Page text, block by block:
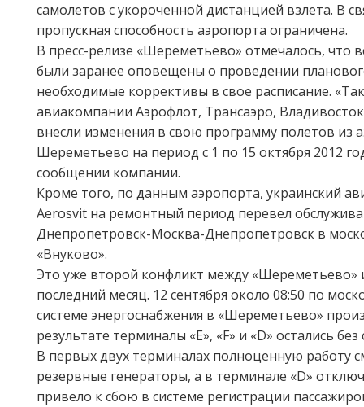
самолетов с укороченной дистанцией взлета. В
пропускная способность аэропорта ограничена.
В пресс-релизе «Шереметьево» отмечалось, что
были заранее оповещены о проведении
необходимые коррективы в свое расписание.
авиакомпании Аэрофлот, Трансаэро,
внесли изменения в свою программу полетов из
Шереметьево на период с 1 по 15 октября 2012
сообщении компании.
Кроме того, по данным аэропорта, украинский
Aerosvit на ремонтный период перевел
Днепропетровск-Москва-Днепропетровск в
«Внуково».
Это уже второй конфликт между «Шереметьево»
последний месяц. 12 сентября около 08:50 по
системе энергоснабжения в «Шереметьево»
результате терминалы «E», «F» и «D» остались без
В первых двух терминалах полноценную работу
резервные генераторы, а в терминале «D»
привело к сбою в системе регистрации